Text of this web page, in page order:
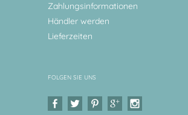
Zahlungsinformationen
Händler werden
Lieferzeiten
FOLGEN SIE UNS